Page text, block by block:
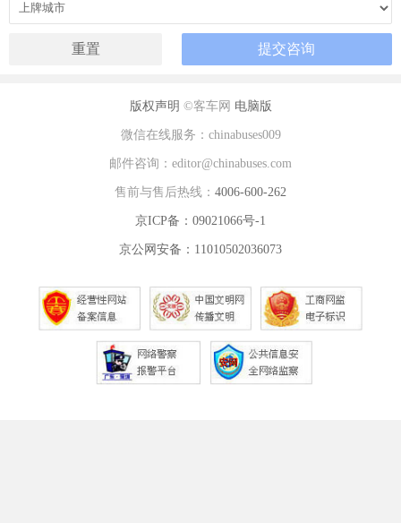
版权声明 ©客车网 电脑版
微信在线服务：chinabuses009
邮件咨询：editor@chinabuses.com
售前与售后热线： 4006-600-262
京ICP备：09021066号-1
京公网安备：11010502036073